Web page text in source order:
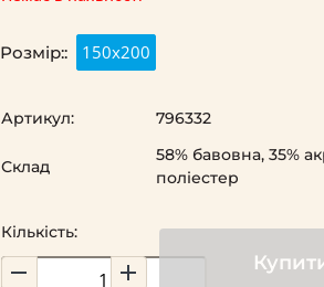
Розмір:: 150х200
Кількість:
Артикул: 796332
Склад
58% бавовна, 35%
поліестер